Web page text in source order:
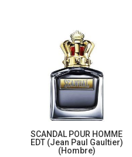
$186.24
SCANDAL POUR HOMME
EDT (Jean Paul Gaultier)
(Hombre)